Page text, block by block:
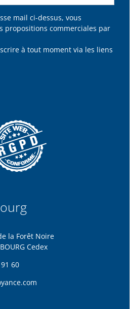
mail ci-dessus, vous
propositions commerciales par
à tout moment via les liens
la Forêt Noire
Cedex
60